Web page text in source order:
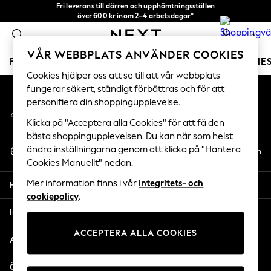
Fri leverans till dörren och upphämtningsställen
över 600 kr inom 2–4 arbetsdagar*
0
FLICKOR POJKAR BABY DAMER HERRAR
GIRLS
New In
50 - 92cm
98 - 110cm
116 - 134cm
140 - 174cm
Trending: Top & Short Sets
Trending: Clogs
All Clothing
Coats & Jackets
Sweatshirts & Hoodies
An error occurred on client
Våra sociala nätverk
Mitt konto
Logga in på ditt konto
Välj Språk
Svenska
Sv En
Hjälp
Integritet & Juridik
Avdelningar
Övriga tjänster
VÅR WEBBPLATS ANVÄNDER COOKIES
Cookies hjälper oss att se till att vår webbplats
fungerar säkert, ständigt förbättras och för att
personifiera din shoppingupplevelse.
Klicka på "Acceptera alla Cookies" för att få den
bästa shoppingupplevelsen. Du kan när som helst
ändra inställningarna genom att klicka på "Hantera
Cookies Manuellt" nedan.
Mer information finns i vår Integritets- och
cookiepolicy.
ACCEPTERA ALLA COOKIES